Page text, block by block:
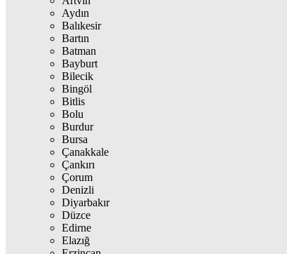
Aydın
Balıkesir
Bartın
Batman
Bayburt
Bilecik
Bingöl
Bitlis
Bolu
Burdur
Bursa
Çanakkale
Çankırı
Çorum
Denizli
Diyarbakır
Düzce
Edirne
Elazığ